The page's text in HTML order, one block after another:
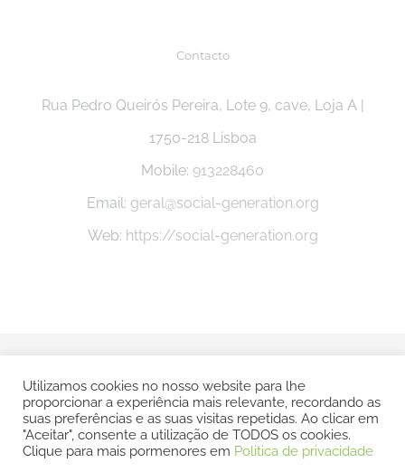
Contacto
Rua Pedro Queirós Pereira, Lote 9, cave, Loja A |
1750-218 Lisboa
Mobile: 913228460
Email: geral@social-generation.org
Web: https://social-generation.org
| Todos os direitos reservados | POWERED BYSMSP
Utilizamos cookies no nosso website para lhe
proporcionar a experiência mais relevante, recordando as
suas preferências e as suas visitas repetidas. Ao clicar em
"Aceitar", consente a utilização de TODOS os cookies.
Clique para mais pormenores em Politica de privacidade